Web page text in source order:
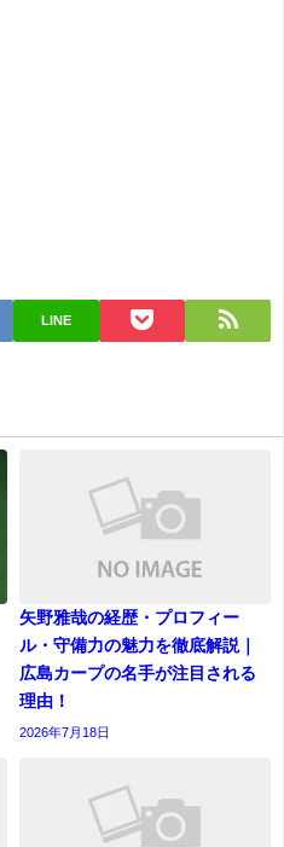
LINE
矢野雅哉の経歴・プロフィー
ル・守備力の魅力を徹底解説｜
広島カープの名手が注目される
理由！
2026年7月18日